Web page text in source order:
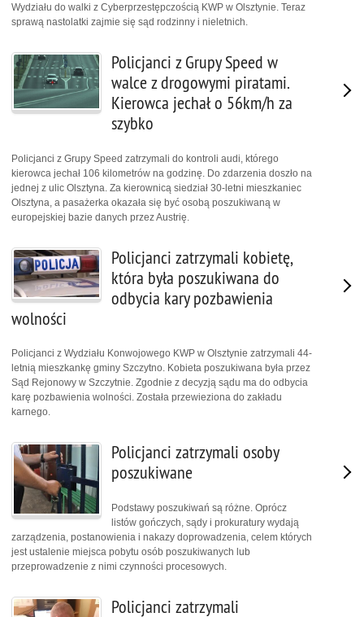
Wydziału do walki z Cyberprzestępczością KWP w Olsztynie. Teraz
sprawą nastolatki zajmie się sąd rodzinny i nieletnich.
Policjanci z Grupy Speed w
walce z drogowymi piratami.
Kierowca jechał o 56km/h za
szybko
Policjanci z Grupy Speed zatrzymali do kontroli audi, którego
kierowca jechał 106 kilometrów na godzinę. Do zdarzenia doszło na
jednej z ulic Olsztyna. Za kierownicą siedział 30-letni mieszkaniec
Olsztyna, a pasażerka okazała się być osobą poszukiwaną w
europejskiej bazie danych przez Austrię.
Policjanci zatrzymali kobietę,
która była poszukiwana do
odbycia kary pozbawienia
wolności
Policjanci z Wydziału Konwojowego KWP w Olsztynie zatrzymali 44-
letnią mieszkankę gminy Szczytno. Kobieta poszukiwana była przez
Sąd Rejonowy w Szczytnie. Zgodnie z decyzją sądu ma do odbycia
karę pozbawienia wolności. Została przewieziona do zakładu
karnego.
Policjanci zatrzymali osoby
poszukiwane
Podstawy poszukiwań są różne. Oprócz
listów gończych, sądy i prokuratury wydają
zarządzenia, postanowienia i nakazy doprowadzenia, celem których
jest ustalenie miejsca pobytu osób poszukiwanych lub
przeprowadzenie z nimi czynności procesowych.
Policjanci zatrzymali